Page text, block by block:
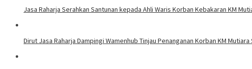
Jasa Raharja Serahkan Santunan kepada Ahli Waris Korban Kebakaran KM
Dirut Jasa Raharja Dampingi Wamenhub Tinjau Penanganan Korban KM Mutiara